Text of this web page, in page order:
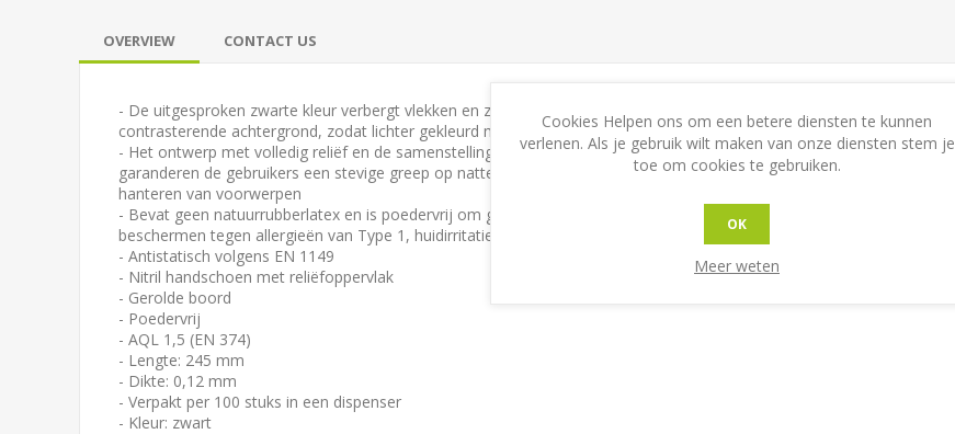
OVERVIEW CONTACT US
- De uitgesproken zwarte kleur verbergt vlekken en zorgt voor een
contrasterende achtergrond, zodat lichter gekleurd materiaal opvalt
- Het ontwerp met volledig reliëf en de samenstelling zonder schuim
garanderen de gebruikers een stevige greep op natte voorwerpen bij het
hanteren van voorwerpen
- Bevat geen natuurrubberlatex en is poedervrij om gebruikers te
beschermen tegen allergieën van Type 1, huidirritaties en een droge huid
- Antistatisch volgens EN 1149
- Nitril handschoen met reliëfoppervlak
- Gerolde boord
- Poedervrij
- AQL 1,5 (EN 374)
- Lengte: 245 mm
- Dikte: 0,12 mm
- Verpakt per 100 stuks in een dispenser
- Kleur: zwart
Cookies Helpen ons om een betere diensten te kunnen
verlenen. Als je gebruik wilt maken van onze diensten stem je
toe om cookies te gebruiken.
OK
Meer weten